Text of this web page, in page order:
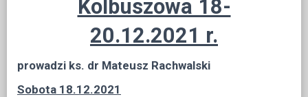
Kolbuszowa 18-
20.12.2021 r.
prowadzi ks. dr Mateusz Rachwalski
Sobota 18.12.2021